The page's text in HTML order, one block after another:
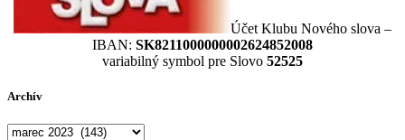
Účet Klubu Nového slova –
IBAN: SK8211000000002624852008
variabilný symbol pre Slovo 52525
Archív
Archív